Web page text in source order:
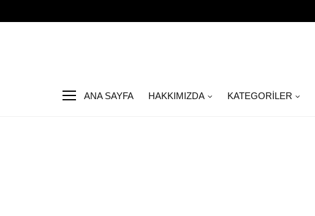
ANA SAYFA HAKKIMIZDA KATEGORILER